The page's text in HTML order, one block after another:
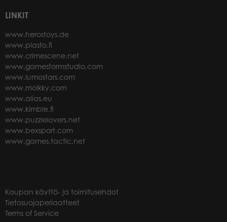
LINKIT
www.herostoys.de
www.plasto.fi
www.crimescene.net
www.gamestormstudio.com
www.lumostars.com
www.molkky.com
www.alias.eu
www.kimble.fi
www.puzzlelovers.net
www.bexsport.com
www.games.tactic.net
Kaupan käyttö- ja toimitusehdot
Tietosuojaperiaatteet
Terms of Service